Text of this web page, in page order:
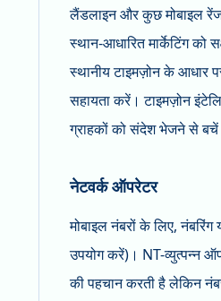
लैंडलाइन और कुछ मोबाइल
स्थान-आधारित मार्केटिंग को
स्थानीय टाइमज़ोन के आधार
सहायता करें। टाइमज़ोन
ग्राहकों को संदेश भेजने से
नेटवर्क ऑपरेटर
मोबाइल नंबरों के लिए,
उपयोग करें)। NT-व्युत्पन्न
की पहचान करती है लेकिन